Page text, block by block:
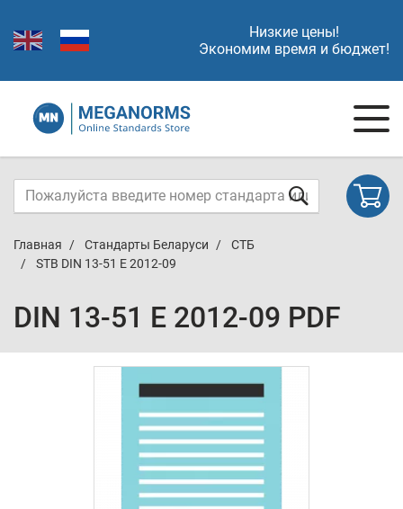
Низкие цены!
Экономим время и бюджет!
Главная Стандарты Беларуси
СТБ
STB DIN 13-51 E 2012-09
DIN 13-51 E 2012-09 PDF